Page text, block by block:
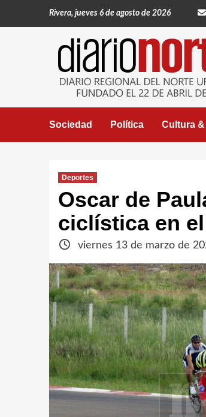
Rivera, jueves 6 de agosto de 2026
Sociedad Política Cultura
Deportes
Oscar de
ciclística en
viernes 13 de marzo de